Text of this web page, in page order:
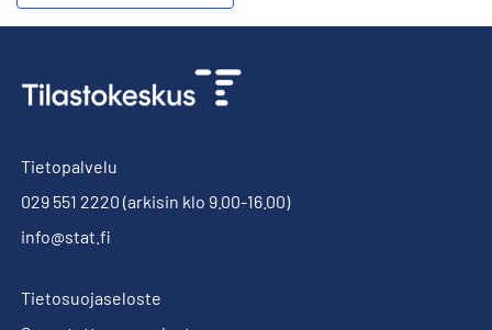
Tietopalvelu
029 551 2220 (arkisin klo 9.00-16.00)
info@stat.fi
Tietosuojaseloste